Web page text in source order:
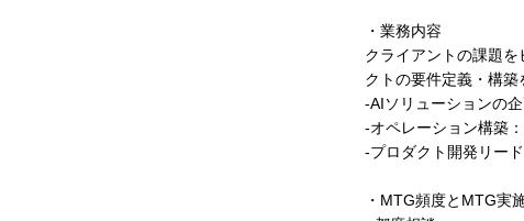
・業務内容
クライアントの課題
クトの要件定義・構築
-AIソリューションの
-オペレーション構築
-プロダクト開発リー
・MTG頻度とMTG実